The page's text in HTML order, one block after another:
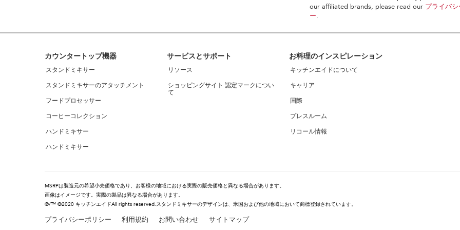
the
our affiliated brands, please read our プライバ
ー.
Footer
カウンタートップ機器
スタンドミキサー
スタンドミキサーのアタッチメント
フードプロセッサー
コーヒーコレクション
ハンドミキサー
ハンドミキサー
サービスとサポート
リソース
ショッピングサイト 認定マークについ
て
お料理のインスピレーション
キッチンエイドについて
キャリア
国際
プレスルーム
リコール情報
MSRPは製造元の希望小売価格であり、お客様の地域における実際の販売価格と異なる場合があります。
画像はイメージです。実際の製品は異なる場合があります。
®/™ ©2020 キッチンエイドAll rights reserved.スタンドミキサーのデザインは、米国および他の地域において商標登録されています。
プライバシーポリシー 利用規約 お問い合わせ サイトマップ